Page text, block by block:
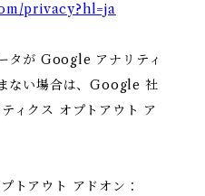
privacy?hl=ja
タが Google アナリティ
ない場合は、Google 社
ィクス オプトアウト ア
トアウト アドオン：